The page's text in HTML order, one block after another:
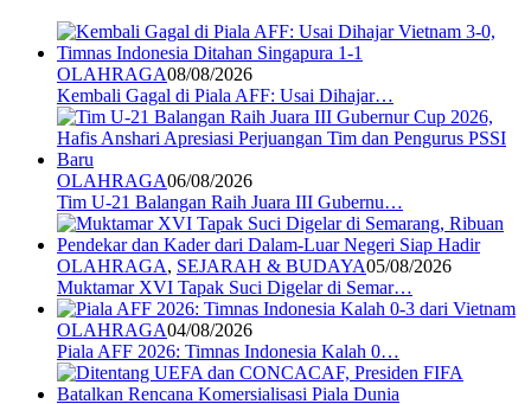
OLAHRAGA08/08/2026
Kembali Gagal di Piala AFF: Usai Dihajar…
OLAHRAGA06/08/2026
Tim U-21 Balangan Raih Juara III Gubernu…
OLAHRAGA, SEJARAH & BUDAYA05/08/2026
Muktamar XVI Tapak Suci Digelar di Semar…
OLAHRAGA04/08/2026
Piala AFF 2026: Timnas Indonesia Kalah 0…